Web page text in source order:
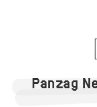
Panzag